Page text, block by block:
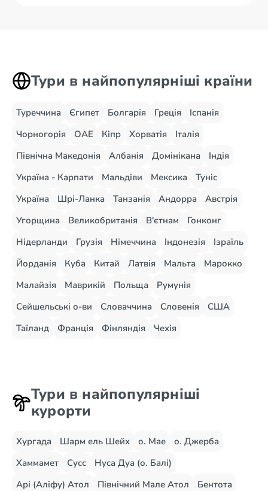
Тури в найпопулярніші країни
Туреччина Єгипет Болгарія Греція
Іспанія
Чорногорія
ОАЕ Кіпр Хорватія
Італія
Північна Македонія
Албанія Домінікана
Індія
Україна - Карпати
Мальдіви Мексика
Туніс
Україна
Шрі-Ланка Танзанія Андорра
Австрія
Угорщина
Великобританія В'єтнам
Гонконг
Нідерланди
Грузія Німеччина Індонезія
Ізраїль
Йорданія
Куба Китай Латвія Мальта
Марокко
Малайзія
Маврикій Польща
Румунія
Сейшельські о-ви
Словаччина Словенія
США
Таїланд
Франція Фінляндія Чехія
Тури в найпопулярніші
курорти
Хургада Шарм ель Шейх о. Мае
о. Джерба
Хаммамет
Сусс
Нуса Дуа (о. Балі)
Арі (Аліфу) Атол
Північний Мале Атол
Бентота